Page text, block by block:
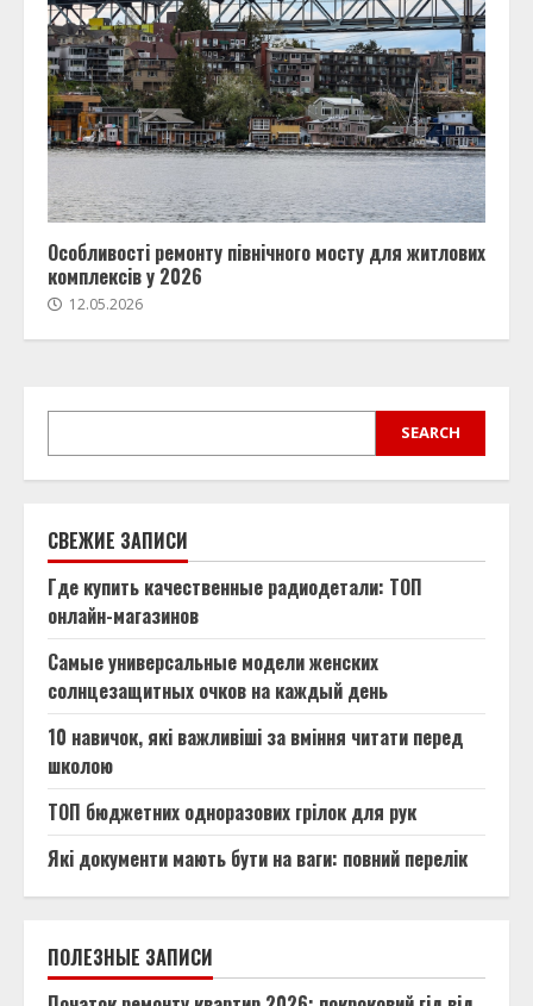
Особливості ремонту північного мосту для житлових
комплексів у 2026
12.05.2026
SEARCH SEARCH
СВЕЖИЕ ЗАПИСИ
Где купить качественные радиодетали: ТОП
онлайн-магазинов
Самые универсальные модели женских
солнцезащитных очков на каждый день
10 навичок, які важливіші за вміння читати перед
школою
ТОП бюджетних одноразових грілок для рук
Які документи мають бути на ваги: повний перелік
ПОЛЕЗНЫЕ ЗАПИСИ